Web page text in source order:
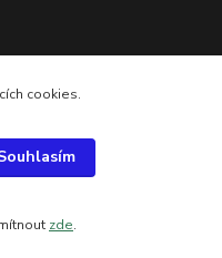
autorským právem
cookies.
zde.